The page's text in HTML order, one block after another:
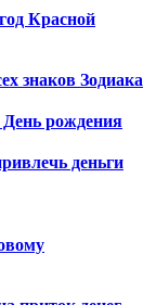
Красной
знаков Зодиака
День рождения
деньги